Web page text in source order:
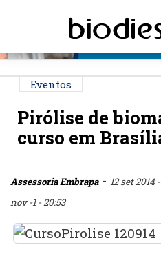
Eventos
Pirólise de
curso em
Assessoria Embrapa- 12 set 2014
nov -1 - 20:53